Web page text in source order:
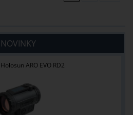
NOVINKY
ARO EVO RD2